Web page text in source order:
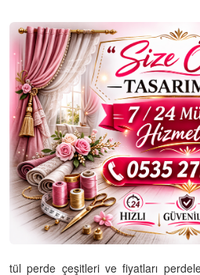
tül perde çeşitleri ve fiyatları